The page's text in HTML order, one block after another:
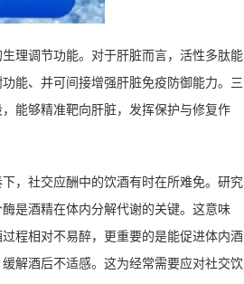
理调节功能。对于肝脏而言，活性多肽能
能、并可间接增强肝脏免疫防御能力。三
能够精准靶向肝脏，发挥保护与修复作
，社交应酬中的饮酒有时在所难免。研究
是酒精在体内分解代谢的关键。这意味
程相对不易醉，更重要的是能促进体内酒
解酒后不适感。这为经常需要应对社交饮